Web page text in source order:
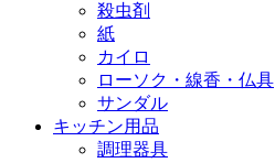
殺虫剤
紙
カイロ
ローソク・線香・仏具
サンダル
キッチン用品
調理器具